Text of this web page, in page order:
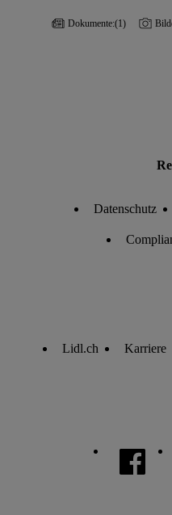
Dokumente:(1)
Datenschutz
Lidl.ch Karriere